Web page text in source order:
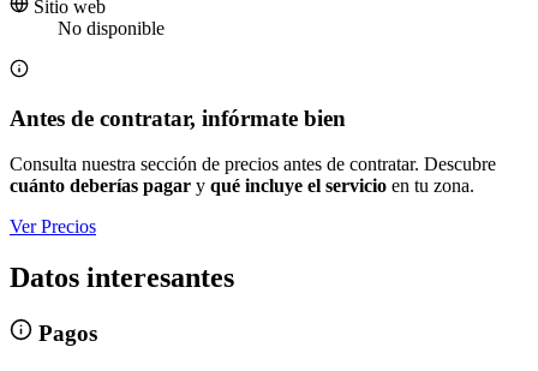
Sitio web
No disponible
Antes de contratar, infórmate bien
Consulta nuestra sección de precios antes de contratar. Descubre
cuánto deberías pagar y qué incluye el servicio en tu zona.
Ver Precios
Datos interesantes
Pagos